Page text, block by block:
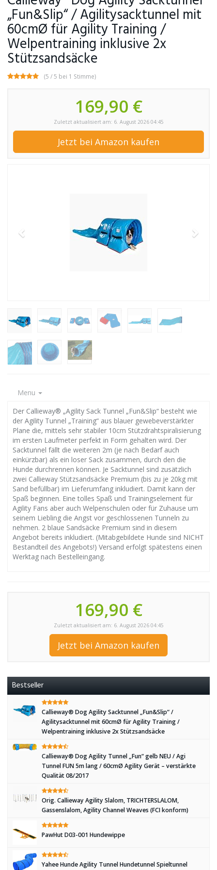
„Fun&Slip“ / Agilitysacktunnel mit
60cmØ für Agility Training /
Welpentraining inklusive 2x
Stützsandsäcke
(5 / 5 bei 1 Stimme)
169,90 €
Zuletzt aktualisiert am: 6. August 2026 04:45
Jetzt bei Amazon kaufen
Menu
Der Callieway® „Agility Sack Tunnel „Fun&Slip“ besteht wie
der Agility Tunnel „Training“ aus blauer gewebeverstärkter
Plane die, mittels sehr stabiler 10cm Stützdrahtspiralisierung
im ersten Laufmeter perfekt in Form gehalten wird. Der
Sacktunnel fällt die weiteren 2m (je nach Bedarf auch
einkürzbar) als ein loser Sack zusammen, durch den die
Hunde durchrennen können. Je Sacktunnel sind zusätzlich
zwei Callieway Stützsandsäcke Premium (bis zu je 20kg mit
Sand befüllbar) im Lieferumfang inkludiert. Damit kann der
Spaß beginnen. Eine tolles Spaß und Trainingselement für
Agility Fans aber auch Welpenschulen oder für Zuhause um
seinem Liebling die Angst vor geschlossenen Tunneln zu
nehmen. 2 blaue Sandsäcke Premium sind in diesem
Angebot bereits inkludiert. (Mitabgebildete Hunde sind NICHT
Bestandteil des Angebots!) Versand erfolgt spätestens einen
Werktag nach Bestelleingang.
169,90 €
Zuletzt aktualisiert am: 6. August 2026 04:45
Jetzt bei Amazon kaufen
Bestseller
Callieway® Dog Agility Sacktunnel „Fun&Slip“ /
Agilitysacktunnel mit 60cmØ für Agility Training /
Welpentraining inklusive 2x Stützsandsäcke
Callieway® Dog Agility Tunnel „Fun“ gelb NEU / Agi
Tunnel FUN 5m lang / 60cmØ Agility Gerät – verstärkte
Qualität 08/2017
Orig. Callieway Agility Slalom, TRICHTERSLALOM,
Gassenslalom, Agility Channel Weaves (FCI konform)
PawHut D03-001 Hundewippe
Yahee Hunde Agility Tunnel Hundetunnel Spieltunnel